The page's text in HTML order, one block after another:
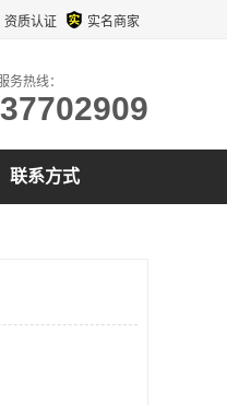
资质认证 实名商家
务热线：
联系方式